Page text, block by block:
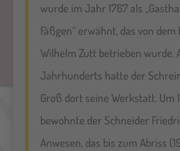
wurde im Jahr 1767 als
Fäßgen“ erwähnt, das von
Wilhelm Zutt betrieben wurde.
Jahrhunderts hatte der
Groß dort seine Werkstatt. Um
bewohnte der Schneider
Anwesen, das bis zum Abriss